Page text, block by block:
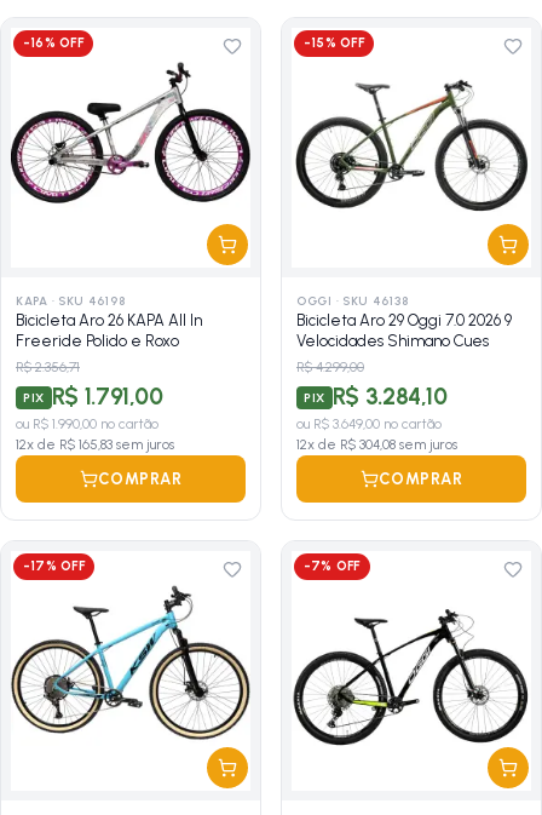
-16% OFF
KAPA · SKU 46198
Bicicleta Aro 26 KAPA All In
Freeride Polido e Roxo
R$ 2.356,71
PIX R$ 1.791,00
ou R$ 1.990,00 no cartão
12x de R$ 165,83 sem juros
COMPRAR
-15% OFF
OGGI · SKU 46138
Bicicleta Aro 29 Oggi 7.0 2026 9
Velocidades Shimano Cues
R$ 4.299,00
PIX R$ 3.284,10
ou R$ 3.649,00 no cartão
12x de R$ 304,08 sem juros
COMPRAR
-17% OFF -7% OFF